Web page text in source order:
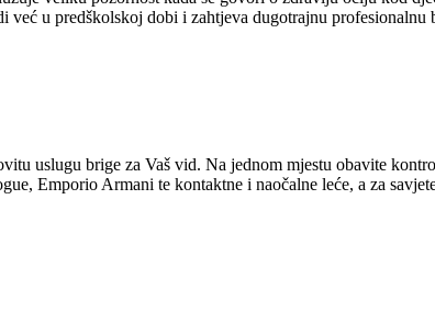
već u predškolskoj dobi i zahtjeva dugotrajnu
uslugu brige za Vaš vid. Na jednom mjestu obavite
Emporio Armani te kontaktne i naočalne leće, a za